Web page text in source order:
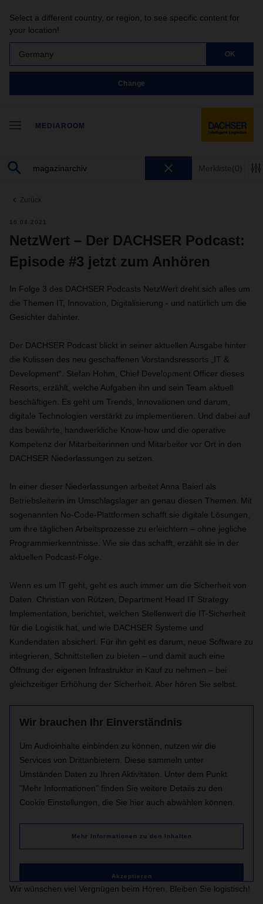
Select a different country, or region, to see specific content for
your location!
Germany OK
Change
MEDIAROOM
Merkliste(0)
Zurück
16.04.2021
NetzWert – Der DACHSER Podcast:
Episode #3 jetzt zum Anhören
In Folge 3 des DACHSER Podcasts NetzWert dreht sich alles um
die Themen IT, Innovation, Digitalisierung - und natürlich um die
Gesichter dahinter.
Der DACHSER Podcast blickt in seiner aktuellen Ausgabe hinter
die Kulissen des neu geschaffenen Vorstandsressorts „IT &
Development“. Stefan Hohm, Chief Development Officer dieses
Resorts, erzählt, welche Aufgaben ihn und sein Team aktuell
beschäftigen. Es geht um Trends, Innovationen und darum,
digitale Technologien verstärkt zu implementieren. Und dabei auf
das bewährte, handwerkliche Know-how und die operative
Kompetenz der Mitarbeiterinnen und Mitarbeiter vor Ort in den
DACHSER Niederlassungen zu setzen.
In einer dieser Niederlassungen arbeitet Anna Baierl als
Betriebsleiterin im Umschlagslager an genau diesen Themen. Mit
sogenannten No-Code-Plattformen schafft sie digitale Lösungen,
um ihre täglichen Arbeitsprozesse zu erleichtern – ohne jegliche
Programmierkenntnisse. Wie sie das schafft, erzählt sie in der
aktuellen Podcast-Folge.
Wenn es um IT geht, geht es auch immer um die Sicherheit von
Daten. Christian von Rützen, Department Head IT Strategy
Implementation, berichtet, welchen Stellenwert die IT-Sicherheit
für die Logistik hat, und wie DACHSER Systeme und
Kundendaten absichert. Für ihn geht es darum, neue Software zu
integrieren, Schnittstellen zu bieten – und damit auch eine
Öffnung der eigenen Infrastruktur in Kauf zu nehmen – bei
gleichzeitiger Erhöhung der Sicherheit. Aber hören Sie selbst.
Wir brauchen Ihr Einverständnis
Um Audioinhalte einbinden zu können, nutzen wir die
Services von Drittanbietern. Diese sammeln unter
Umständen Daten zu Ihren Aktivitäten. Unter dem Punkt
"Mehr Informationen" finden Sie weitere Details zu den
Cookie Einstellungen, die Sie hier auch abwählen können.
Mehr Informationen zu den Inhalten
Akzeptieren
Wir wünschen viel Vergnügen beim Hören. Bleiben Sie logistisch!